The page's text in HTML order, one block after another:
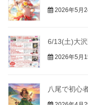
2026年5月
6/13(土)大沢
2026年5月
八尾で初心